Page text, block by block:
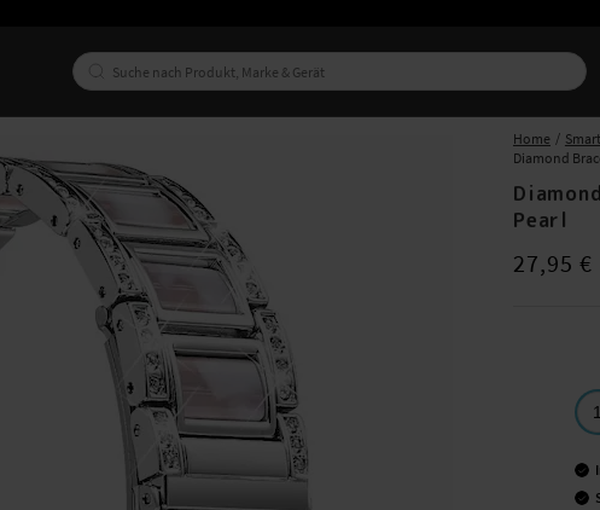
Home
Diamond
Pearl
Preis:27,95 €
27,95 €